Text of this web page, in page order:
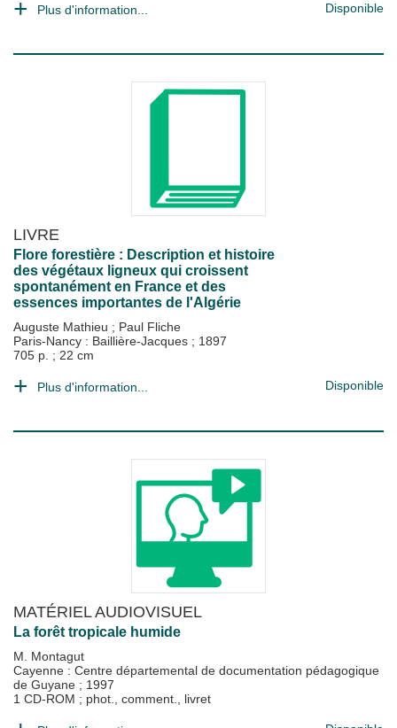
Plus d'information... Disponible
LIVRE
Flore forestière : Description et histoire
des végétaux ligneux qui croissent
spontanément en France et des
essences importantes de l'Algérie
Auguste Mathieu ; Paul Fliche
Paris-Nancy : Baillière-Jacques ; 1897
705 p. ; 22 cm
Plus d'information... Disponible
MATÉRIEL AUDIOVISUEL
La forêt tropicale humide
M. Montagut
Cayenne : Centre départemental de documentation pédagogique
de Guyane ; 1997
1 CD-ROM ; phot., comment., livret